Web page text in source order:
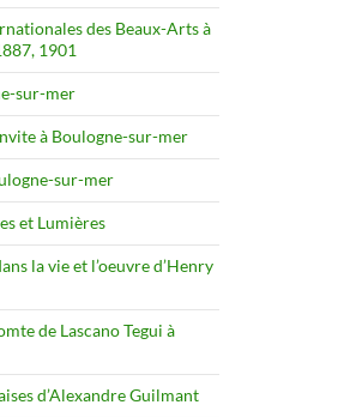
des Beaux-Arts à
1901
sur-mer
à Boulogne-sur-mer
sur-mer
et Lumières
la vie et l’oeuvre d’Henry
de Lascano Tegui à
d’Alexandre Guilmant